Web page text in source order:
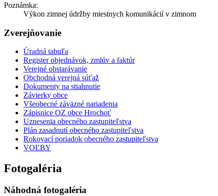
Poznámka:
Výkon zimnej údržby miestnych komunikácií v zimnom
Zverejňovanie
Úradná tabuľa
Register objednávok, zmlúv a faktúr
Verejné obstarávanie
Obchodná verejná súťaž
Dokumenty na stiahnutie
Závierky obce
Všeobecné záväzné nariadenia
Zápisnice OZ obce Hrochoť
Uznesenia obecného zastupiteľstva
Plán zasadnutí obecného zastupiteľstva
Rokovací poriadok obecného zastupiteľstva
VOĽBY
Fotogaléria
Náhodná fotogaléria